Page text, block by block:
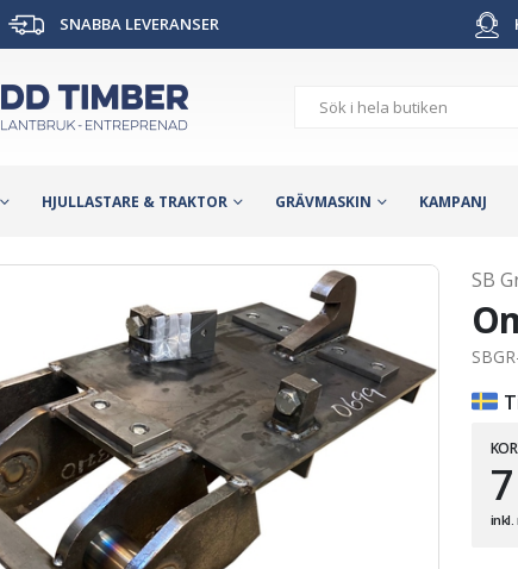
SNABBA LEVERANSER
HJULLASTARE & TRAKTOR GRÄVMASKIN KAMPANJ
SB
inkl.